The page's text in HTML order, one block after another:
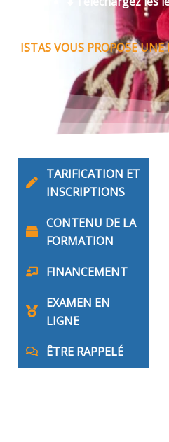
ISTAS VOUS PROPOSE
TARIFICATION ET
INSCRIPTIONS
CONTENU DE LA
FORMATION
FINANCEMENT
EXAMEN EN
LIGNE
ÊTRE RAPPELÉ